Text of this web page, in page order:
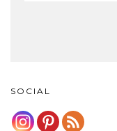
SOCIAL